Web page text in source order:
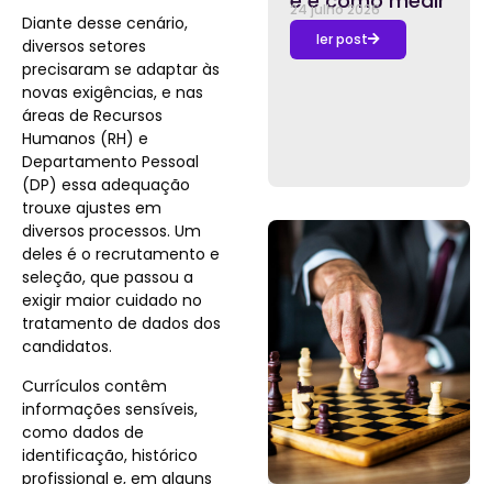
Diante desse cenário,
diversos setores
precisaram se adaptar às
novas exigências, e nas
áreas de Recursos
Humanos (RH) e
Departamento Pessoal
(DP) essa adequação
trouxe ajustes em
diversos processos. Um
deles é o recrutamento e
seleção, que passou a
exigir maior cuidado no
tratamento de dados dos
candidatos.
Currículos contêm
informações sensíveis,
como dados de
identificação, histórico
profissional e, em alguns
24 julho 2026
ler post